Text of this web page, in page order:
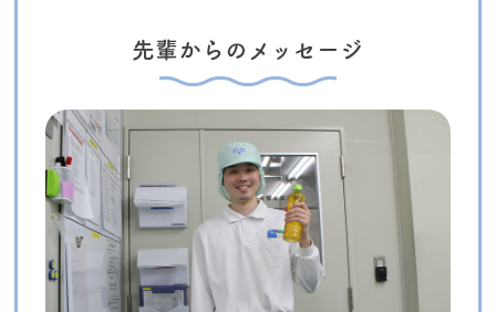
先輩からのメッセージ